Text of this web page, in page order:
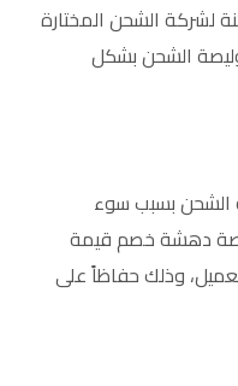
الشحن المختارة
الشحن بشكل
الشحن بسبب سوء
دهشة خصم قيمة
وذلك حفاظاً على